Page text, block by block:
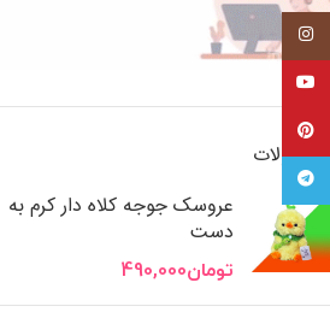
محصولات
عروسک جوجه کلاه دار کرم به
دست
تومان490,000
اینستاگرام